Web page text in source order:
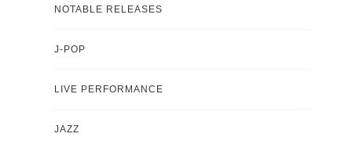
NOTABLE RELEASES
J-POP
LIVE PERFORMANCE
JAZZ